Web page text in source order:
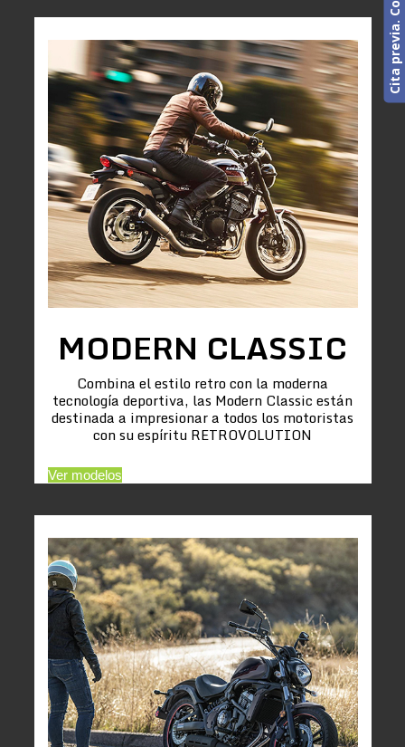
MODERN CLASSIC
Combina el estilo retro con la moderna
tecnología deportiva, las Modern Classic están
destinada a impresionar a todos los motoristas
con su espíritu RETROVOLUTION
Ver modelos